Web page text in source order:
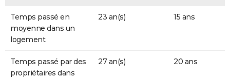
Temps passé en
moyenne dans un
logement
23 an(s) 15 ans
Temps passé par des
propriétaires dans
27 an(s) 20 ans